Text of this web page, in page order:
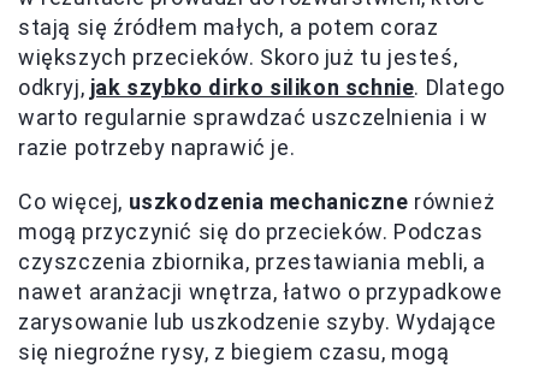
stają się źródłem małych, a potem coraz
większych przecieków. Skoro już tu jesteś,
odkryj, jak szybko dirko silikon schnie. Dlatego
warto regularnie sprawdzać uszczelnienia i w
razie potrzeby naprawić je.
Co więcej, uszkodzenia mechaniczne również
mogą przyczynić się do przecieków. Podczas
czyszczenia zbiornika, przestawiania mebli, a
nawet aranżacji wnętrza, łatwo o przypadkowe
zarysowanie lub uszkodzenie szyby. Wydające
się niegroźne rysy, z biegiem czasu, mogą